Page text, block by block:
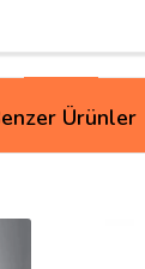
sitede mevcut mu
Ürünler